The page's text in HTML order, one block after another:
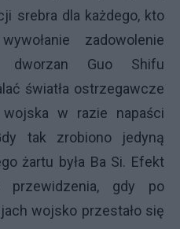
srebra dla każdego, kto
zadowolenie
dworzan Guo Shifu
światła ostrzegawcze
w razie napaści
tak zrobiono jedyną
żartu była Ba Si. Efekt
gdy po
wojsko przestało się